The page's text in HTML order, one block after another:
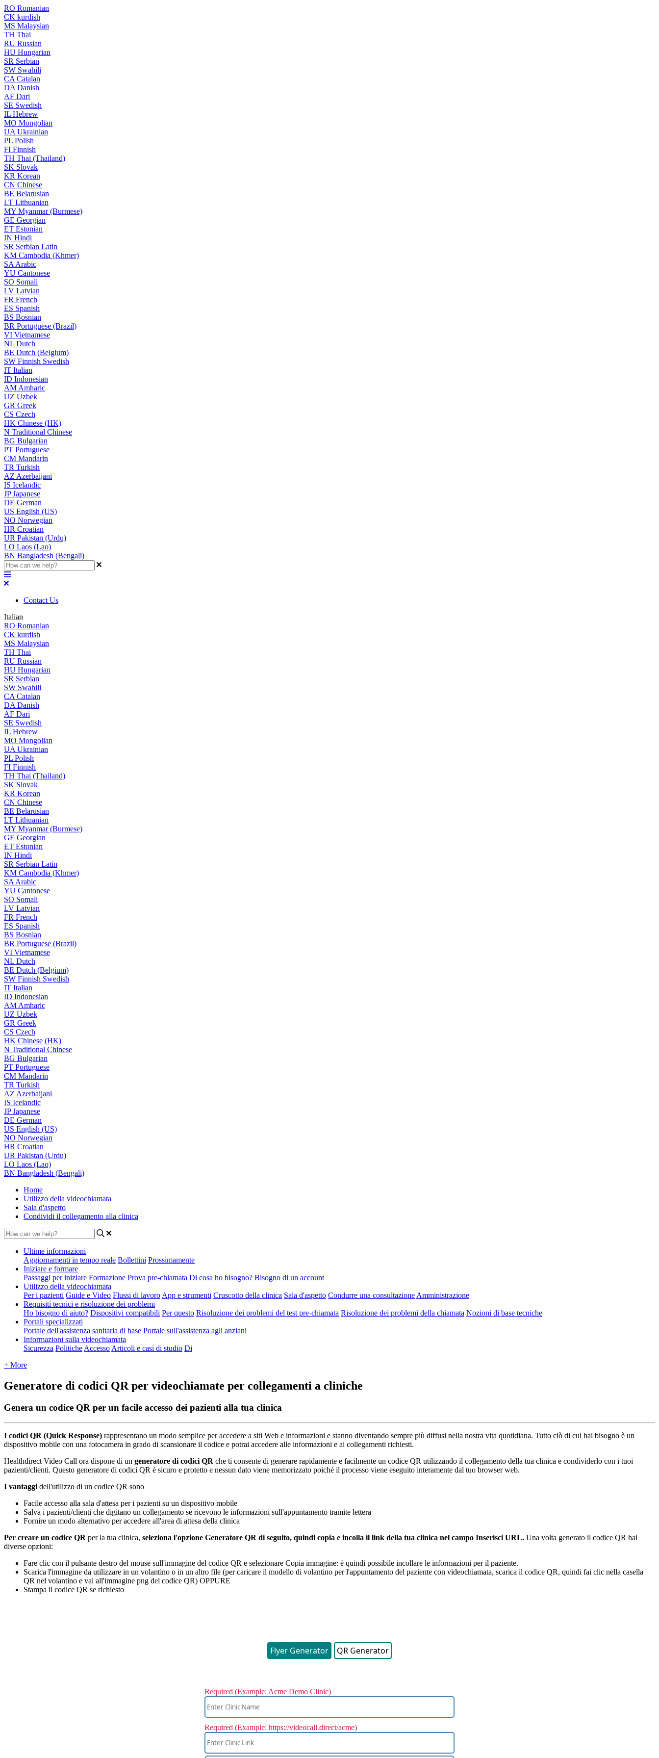
RO Romanian
CK kurdish
MS Malaysian
TH Thai
RU Russian
HU Hungarian
SR Serbian
SW Swahili
CA Catalan
DA Danish
AF Dari
SE Swedish
IL Hebrew
MO Mongolian
UA Ukrainian
PL Polish
FI Finnish
TH Thai (Thailand)
SK Slovak
KR Korean
CN Chinese
BE Belarusian
LT Lithuanian
MY Myanmar (Burmese)
GE Georgian
ET Estonian
IN Hindi
SR Serbian Latin
KM Cambodia (Khmer)
SA Arabic
YU Cantonese
SO Somali
LV Latvian
FR French
ES Spanish
BS Bosnian
BR Portuguese (Brazil)
VI Vietnamese
NL Dutch
BE Dutch (Belgium)
SW Finnish Swedish
IT Italian
ID Indonesian
AM Amharic
UZ Uzbek
GR Greek
CS Czech
HK Chinese (HK)
N Traditional Chinese
BG Bulgarian
PT Portuguese
CM Mandarin
TR Turkish
AZ Azerbaijani
IS Icelandic
JPJapanese
DE German
US English (US)
NO Norwegian
HR Croatian
UR Pakistan (Urdu)
LO Laos (Lao)
BN Bangladesh (Bengali)
Contact Us
Italian
RO Romanian
CK kurdish
MS Malaysian
TH Thai
RU Russian
HU Hungarian
SR Serbian
SW Swahili
CA Catalan
DA Danish
AF Dari
SE Swedish
IL Hebrew
MO Mongolian
UA Ukrainian
PL Polish
FI Finnish
TH Thai (Thailand)
SK Slovak
KR Korean
CN Chinese
BE Belarusian
LT Lithuanian
MY Myanmar (Burmese)
GE Georgian
ET Estonian
IN Hindi
SR Serbian Latin
KM Cambodia (Khmer)
SA Arabic
YU Cantonese
SO Somali
LV Latvian
FR French
ES Spanish
BS Bosnian
BR Portuguese (Brazil)
VI Vietnamese
NL Dutch
BE Dutch (Belgium)
SW Finnish Swedish
IT Italian
ID Indonesian
AM Amharic
UZ Uzbek
GR Greek
CS Czech
HK Chinese (HK)
N Traditional Chinese
BG Bulgarian
PT Portuguese
CM Mandarin
TR Turkish
AZ Azerbaijani
IS Icelandic
JPJapanese
DE German
US English (US)
NO Norwegian
HR Croatian
UR Pakistan (Urdu)
LO Laos (Lao)
BN Bangladesh (Bengali)
Home
Utilizzo della videochiamata
Sala d'aspetto
Condividi il collegamento alla clinica
Ultime informazioni
Aggiornamenti in tempo reale Bollettini Prossimamente
Iniziare e formare
Passaggi per iniziare Formazione Prova pre-chiamata Di cosa ho bisogno? Bisogno di un account
Utilizzo della videochiamata
Per i pazienti Guide e Video Flussi di lavoro App e strumenti Cruscotto della clinica Sala d'aspetto Condurre una consultazione Amministrazione
Requisiti tecnici e risoluzione dei problemi
Ho bisogno di aiuto? Dispositivi compatibili Per questo Risoluzione dei problemi del test pre-chiamata Risoluzione dei problemi della chiamata Nozioni di base tecniche
Portali specializzati
Portale dell'assistenza sanitaria di base Portale sull'assistenza agli anziani
Informazioni sulla videochiamata
Sicurezza Politiche Accesso Articoli e casi di studio Di
+ More
Generatore di codici QR per videochiamate per collegamenti a cliniche
Genera un codice QR per un facile accesso dei pazienti alla tua clinica
I codici QR (Quick Response) rappresentano un modo semplice per accedere a siti Web e informazioni e stanno diventando sempre più diffusi nella nostra vita quotidiana. Tutto ciò di cui hai bisogno è un
dispositivo mobile con una fotocamera in grado di scansionare il codice e potrai accedere alle informazioni e ai collegamenti richiesti.
Healthdirect Video Call ora dispone di un generatore di codici QR che ti consente di generare rapidamente e facilmente un codice QR utilizzando il collegamento della tua clinica e condividerlo con i tuoi
pazienti/clienti. Questo generatore di codici QR è sicuro e protetto e nessun dato viene memorizzato poiché il processo viene eseguito interamente dal tuo browser web.
I vantaggi dell'utilizzo di un codice QR sono
Facile accesso alla sala d'attesa per i pazienti su un dispositivo mobile
Salva i pazienti/clienti che digitano un collegamento se ricevono le informazioni sull'appuntamento tramite lettera
Fornire un modo alternativo per accedere all'area di attesa della clinica
Per creare un codice QR per la tua clinica, seleziona l'opzione Generatore QR di seguito, quindi copia e incolla il link della tua clinica nel campo Inserisci URL. Una volta generato il codice QR hai
diverse opzioni:
Fare clic con il pulsante destro del mouse sull'immagine del codice QR e selezionare Copia immagine: è quindi possibile incollare le informazioni per il paziente.
Scarica l'immagine da utilizzare in un volantino o in un altro file (per caricare il modello di volantino per l'appuntamento del paziente con videochiamata, scarica il codice QR, quindi fai clic nella casella
QR nel volantino e vai all'immagine png del codice QR) OPPURE
Stampa il codice QR se richiesto